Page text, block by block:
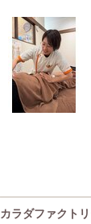
カラダファクト